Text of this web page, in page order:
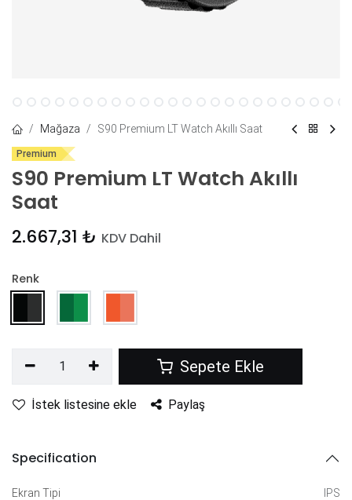
Mağaza S90 Premium LT Watch Akıllı Saat
Premium
S90 Premium LT Watch Akıllı
Saat
2.667,31 ₺ KDV Dahil
Renk
Sepete Ekle
İstek listesine ekle Paylaş
Specification
Ekran Tipi IPS